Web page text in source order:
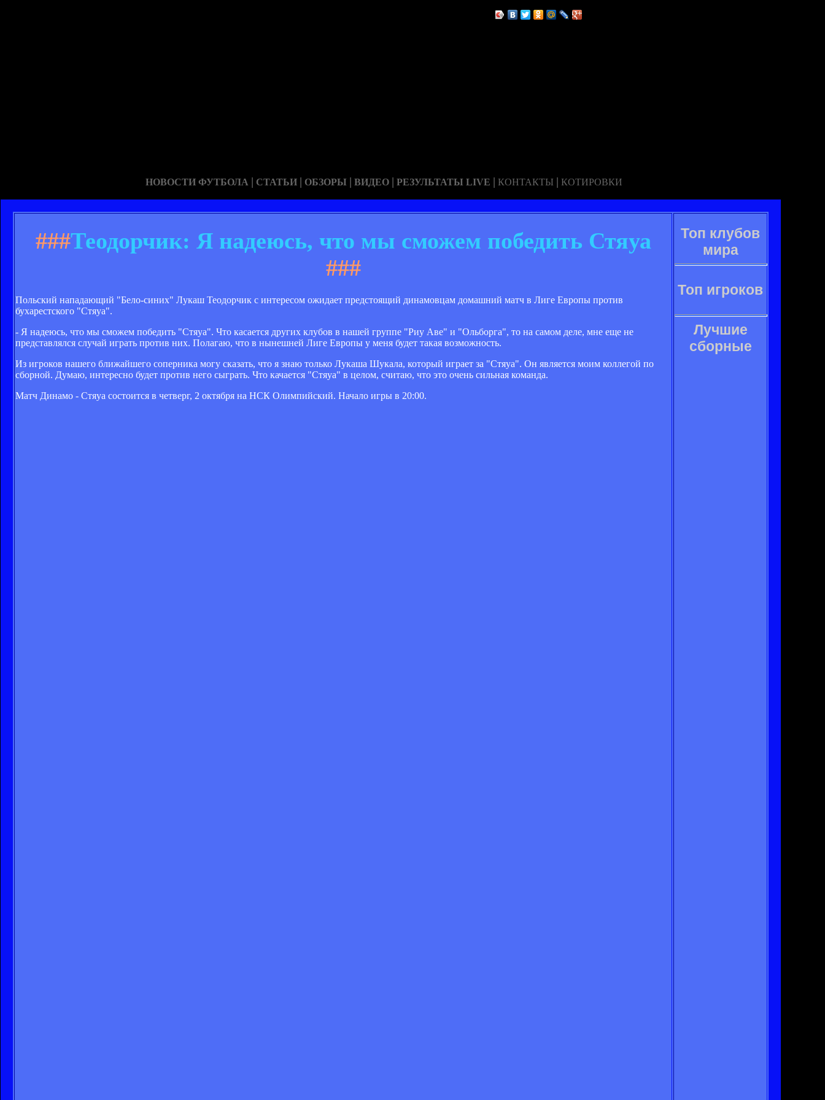
НОВОСТИ ФУТБОЛА | СТАТЬИ | ОБЗОРЫ | ВИДЕО | РЕЗУЛЬТАТЫ LIVE | КОНТАКТЫ | КОТИРОВКИ
###Теодорчик: Я надеюсь, что мы сможем победить Стяуа
###
Польский нападающий "Бело-синих" Лукаш Теодорчик с интересом ожидает предстоящий динамовцам домашний матч в Лиге Европы против
бухарестского "Стяуа".
- Я надеюсь, что мы сможем победить "Стяуа". Что касается других клубов в нашей группе "Риу Аве" и "Ольборга", то на самом деле, мне еще не
представлялся случай играть против них. Полагаю, что в нынешней Лиге Европы у меня будет такая возможность.
Из игроков нашего ближайшего соперника могу сказать, что я знаю только Лукаша Шукала, который играет за "Стяуа". Он является моим коллегой по
сборной. Думаю, интересно будет против него сыграть. Что качается "Стяуа" в целом, считаю, что это очень сильная команда.
Матч Динамо - Стяуа состоится в четверг, 2 октября на НСК Олимпийский. Начало игры в 20:00.
Топ клубов
мира
Топ игроков
Лучшие
сборные